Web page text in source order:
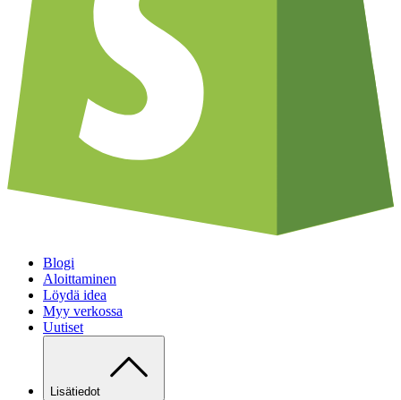
Blogi
Aloittaminen
Löydä idea
Myy verkossa
Uutiset
Lisätiedot